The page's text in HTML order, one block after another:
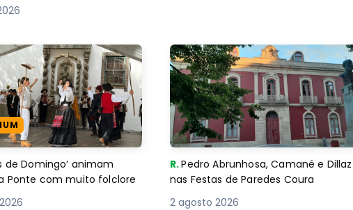
de Domingo’ animam
Ponte com muito folclore
R.Pedro Abrunhosa, Camané e Dillaz
nas Festas de Paredes Coura
2 agosto 2026